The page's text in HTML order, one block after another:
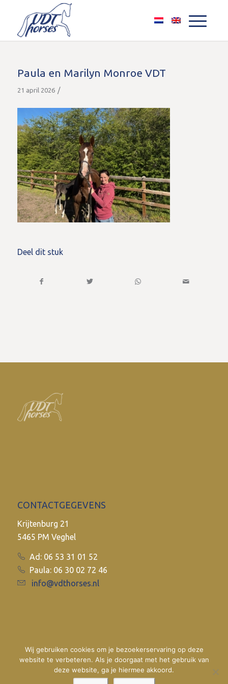
Paula en Marilyn Monroe VDT
21 april 2026 /
Deel dit stuk
CONTACTGEGEVENS
Krijtenburg 21
5465 PM Veghel
Ad: 06 53 31 01 52
Paula: 06 30 02 72 46
info@vdthorses.nl
Wij gebruiken cookies om je bezoekerservaring op deze
website te verbeteren. Als je doorgaat met het gebruik van
deze website, ga je hiermee akkoord.